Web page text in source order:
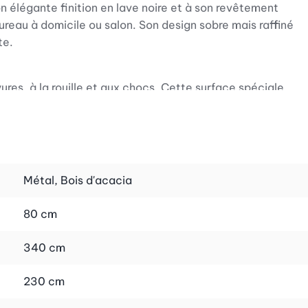
élégante finition en lave noire et à son revêtement
à domicile ou salon. Son design sobre mais raffiné
à la rouille et aux chocs. Cette surface spéciale
l'étagère sans vous déplacer et vous réjouir
Métal, Bois d'acacia
80 cm
340 cm
230 cm